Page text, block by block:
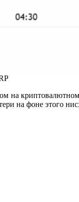
на
на фоне этого